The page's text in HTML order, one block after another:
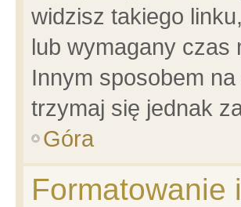
widzisz takiego
lub wymagany czas
Innym sposobem
trzymaj się jednak
Góra
Formatowanie